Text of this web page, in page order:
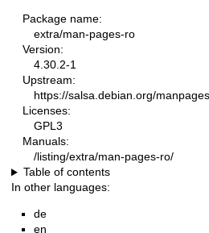
Package name:
extra/man-pages-ro
Version:
4.30.2-1
Upstream:
https://salsa.debian.org/
Licenses:
GPL3
Manuals:
/listing/extra/man-pages-ro/
Table of contents
In other languages:
de
en